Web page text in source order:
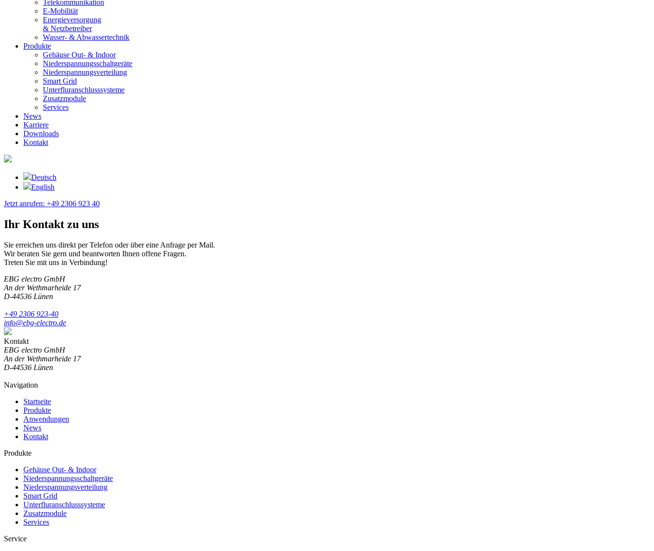
Telekommunikation
E-Mobilität
Energieversorgung
& Netzbetreiber
Wasser- & Abwassertechnik
Produkte
Gehäuse Out- & Indoor
Niederspannungsschaltgeräte
Niederspannungsverteilung
Smart Grid
Unterfluranschlusssysteme
Zusatzmodule
Services
News
Karriere
Downloads
Kontakt
Deutsch
English
Jetzt anrufen: +49 2306 923 40
Ihr Kontakt zu uns
Sie erreichen uns direkt per Telefon oder über eine Anfrage per Mail.
Wir beraten Sie gern und beantworten Ihnen offene Fragen.
Treten Sie mit uns in Verbindung!
EBG electro GmbH
An der Wethmarheide 17
D-44536 Lünen
+49 2306 923-40
info@ebg-electro.de
Kontakt
EBG electro GmbH
An der Wethmarheide 17
D-44536 Lünen
Navigation
Startseite
Produkte
Anwendungen
News
Kontakt
Produkte
Gehäuse Out- & Indoor
Niederspannungsschaltgeräte
Niederspannungsverteilung
Smart Grid
Unterfluranschlusssysteme
Zusatzmodule
Services
Service